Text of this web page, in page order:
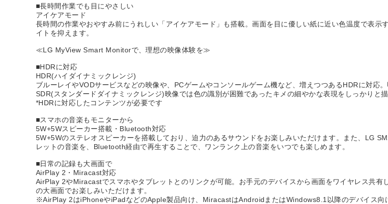
■長時間作業でも目にやさしい
アイケアモード
長時間の作業やおやすみ前にうれしい「アイケアモード」も搭載。画面を目に優しい紙に近い色温度で表
イトを抑えます。
≪LG MyView Smart Monitorで、理想の映像体験を≫
■HDRに対応
HDR(ハイダイナミックレンジ)
ブルーレイやVODサービスなどの映像や、PCゲームやコンソールゲーム機など、増えつつあるHDRに対応
SDR(スタンダードダイナミックレンジ)映像では色の識別が困難であったキメの細やかな表現をしっかりと描
*HDRに対応したコンテンツが必要です
■スマホの音楽もモニターから
5W+5Wスピーカー搭載・Bluetooth対応
5W+5Wのステレオスピーカーを搭載しており、迫力のあるサウンドをお楽しみいただけます。また、LG
レットの音楽を、Bluetooth経由で再生することで、ワンランク上の音楽をいつでも楽しめます。
■日常の記録も大画面で
AirPlay 2・Miracast対応
AirPlay 2やMiracastでスマホやタブレットとのリンクが可能。お手元のデバイスから画面をワイヤレス共
の大画面でお楽しみいただけます。
※AirPlay 2はiPhoneやiPadなどのApple製品向け、MiracastはAndroidまたはWindows8.1以降のデバイス向